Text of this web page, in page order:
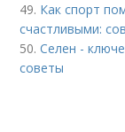
49. Как спорт
счастливыми:
50.Селен -
советы